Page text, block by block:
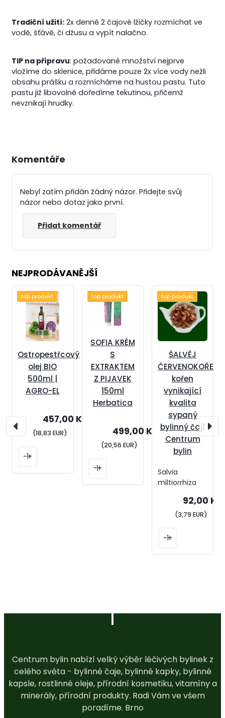
Tradiční užití: 2x denně 2 čajové lžičky rozmíchat ve
vodě, šťávě, či džusu a vypít nalačno.
TIP na přípravu: požadované množství nejprve
vložíme do sklenice, přidáme pouze 2x více vody nežli
obsahu prášku a rozmícháme na hustou pastu. Tuto
pastu již libovolně doředíme tekutinou, přičemž
nevznikají hrudky.
Komentáře
Nebyl zatím přidán žádný názor. Přidejte svůj
názor nebo dotaz jako první.
Přidat komentář
NEJPRODÁVANĚJŠÍ
Ostropestřcový
olej BIO
500ml |
AGRO-EL
457,00 Kč
(18,83 EUR)
-+
top produkt
SOFIA KRÉM
S
EXTRAKTEM
Z PIJAVEK
150ml
Herbatica
499,00 Kč
(20,56 EUR)
-+
top produkt
ŠALVĚJ
kořen
vynikající
kvalita
sypaný
bylinný čaj|
Centrum
bylin
Salvia
miltiorrhiza
92,00 Kč
(3,79 EUR)
-+
top produkt
Centrum bylin nabízí velký výběr léčivých bylinek z
celého světa - bylinné čaje, bylinné kapky, bylinné
kapsle, rostlinné oleje, přírodní kosmetiku, vitamíny a
minerály, přírodní produkty. Radi Vám ve všem
poradíme. Brno